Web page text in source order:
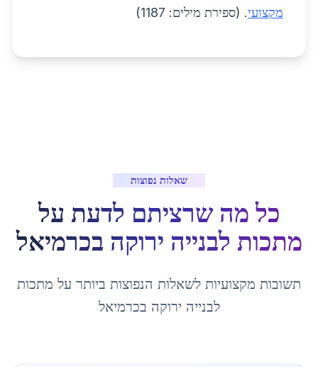
מקצועי. (ספירת מילים: 1187)
שאלות נפוצות
כל מה שרציתם לדעת על
מתכות לבנייה ירוקה בכרמיאל
תשובות מקצועיות לשאלות הנפוצות ביותר על מתכות
לבנייה ירוקה בכרמיאל